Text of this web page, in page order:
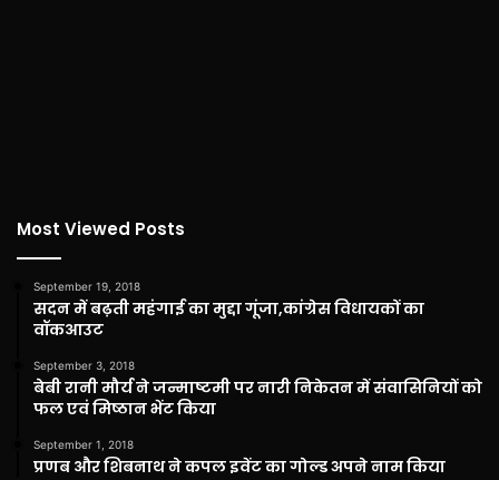
Most Viewed Posts
September 19, 2018
सदन में बढ़ती महंगाई का मुद्दा गूंजा,कांग्रेस विधायकों का
वॉकआउट
September 3, 2018
बेबी रानी मौर्य ने जन्माष्टमी पर नारी निकेतन में संवासिनियों को
फल एवं मिष्ठान भेंट किया
September 1, 2018
प्रणब और शिबनाथ ने कपल इवेंट का गोल्ड अपने नाम किया